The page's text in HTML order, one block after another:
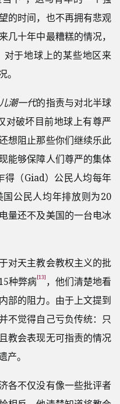
的时间，也不再拥有悲观
几十年中最糟糕的情况，
于地球上的某些地区来
潮一代的指责与对北半球
对破坏目前地球上有尊严
想阻止那些你们继续乐此
能够保障人们尊严的集体
得（Giad）公民人均每年
公民人均年排放则为20
量还不及美国的一台电冰
对天主教会教权主义的批
种弊病[13] ，他们清楚地看
部的阻力。由于上文提到
不觉得自己亏负传统：只
教会表现无可指责的情况
产。
各不仅没有像一些批评者